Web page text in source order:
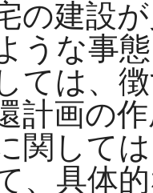
の建設
うな事
ては、
計画の
関して
、具体